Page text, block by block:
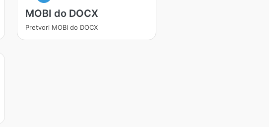
MOBI do DOCX
Pretvori MOBI do DOCX